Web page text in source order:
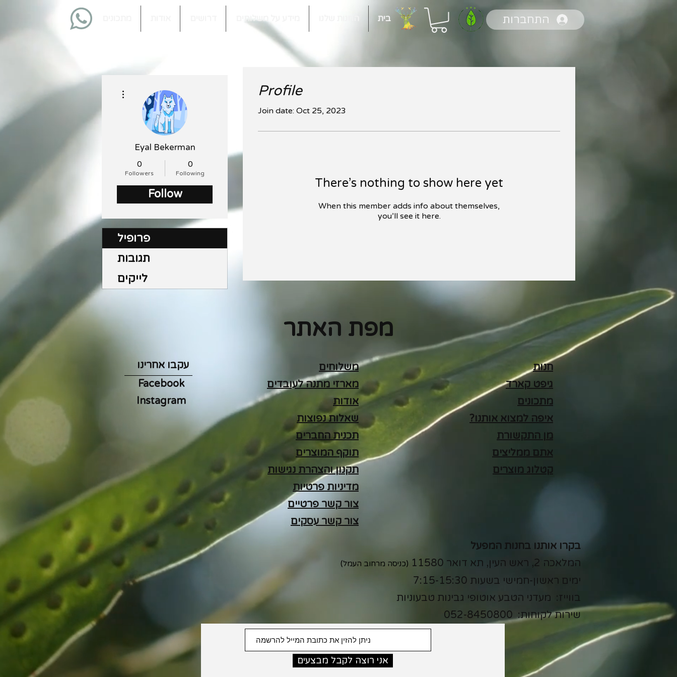
מידע על משלוחים בית התחברות
Profile
Join date: Oct 25, 2023
There’s nothing to show here yet
When this member adds info about themselves,
you’ll see it here.
Eyal Bekerman
0
Followers
0
Following
Follow
פרופיל
תגובות
לייקים
מפת האתר
עקבו אחרינו
Facebook
Instagram
משלוחים
מארזי מתנה לעובדים
אודות
שאלות נפוצות
תכנית החברים
תוקף המוצרים
תקנון והצהרת נגישות
מדיניות פרטיות
צור קשר פרטיים
צור קשר עסקים
חנות
גיפט קארד
מתכונים
איפה למצוא אותנו?
מן התקשורת
אתם ממליצים
קטלוג מוצרים
בקרו אותנו בחנות המפעל
המלאכה 2, ראש העין, תא דואר 11580
(כניסה מרחוב העמל)
ימים ראשון-חמישי בשעות 7:15-15:30
בווייז: מעדני הטבע אוטופי גבינות טבעוניות
שירות לקוחות: 052-8450800
אני רוצה לקבל מבצעים